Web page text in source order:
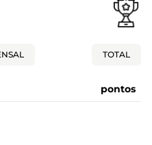
TOTAL
pontos